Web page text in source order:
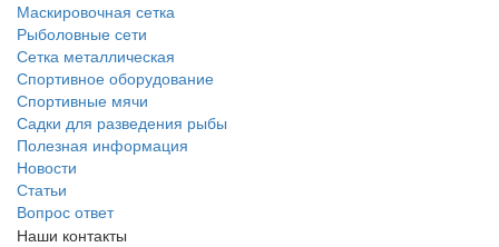
Маскировочная сетка
Рыболовные сети
Сетка металлическая
Спортивное оборудование
Спортивные мячи
Садки для разведения рыбы
Полезная информация
Новости
Статьи
Вопрос ответ
Наши контакты